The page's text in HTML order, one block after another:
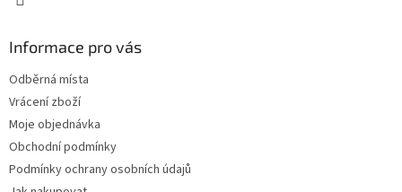
Informace pro vás
Odběrná místa
Vrácení zboží
Moje objednávka
Obchodní podmínky
Podmínky ochrany osobních údajů